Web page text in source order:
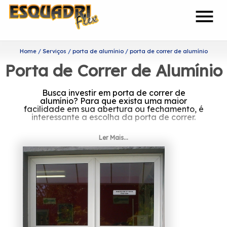
menu
Home Serviços porta de alumínio porta de correr de alumínio
Porta de Correr de Alumínio
Busca investir em porta de correr de
alumínio? Para que exista uma maior
facilidade em sua abertura ou fechamento, é
interessante a escolha da porta de correr.
Entenda as características da
porta de correr de alumínio
A Esquadriflex é uma das empresas mais
capacitadas do setor de esquadrias, e visa
garantir o melhor custo benefício a seus
clientes.
Fundada em 2002, a organização também
Ler Mais...